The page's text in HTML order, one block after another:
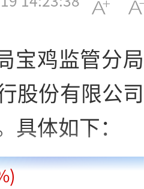
宝鸡监管分局
股份有限公司
体如下：